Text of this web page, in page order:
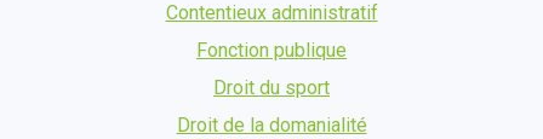
Contentieux administratif
Fonction publique
Droit du sport
Droit de la domanialité